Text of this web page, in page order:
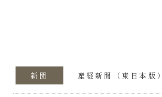
新聞 産経新聞（東日本版）